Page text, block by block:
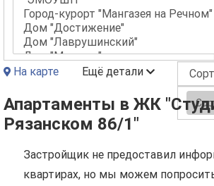
На карте Ещё детали
Апартаменты в ЖК
Рязанском 86/1"
Застройщик не предоставил
квартирах, но мы можем